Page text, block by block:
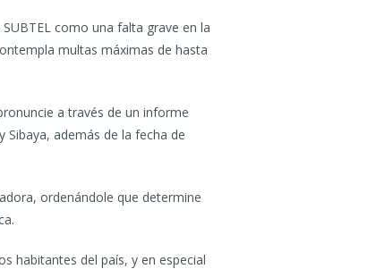
como una falta grave en la
multas máximas de hasta
a través de un informe
además de la fecha de
ordenándole que determine
habitantes del país, y en especial